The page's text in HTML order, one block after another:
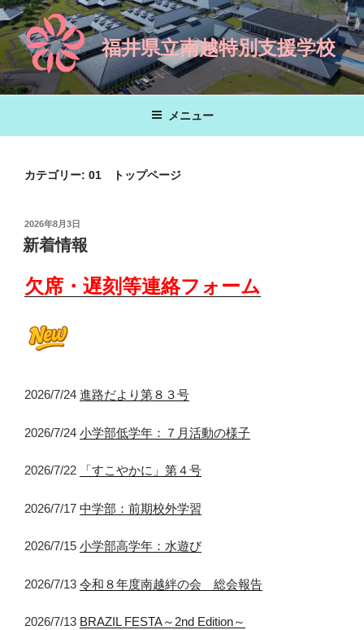
コ
ン
テ
ン
ツ
福井県立南越特別支援学校
メニュー
カテゴリー: 01 トップページ
投
稿
日:
2026年8月3日
新着情報
欠席・遅刻等連絡フォーム
2026/7/24 進路だより第８３号
2026/7/24 小学部低学年：７月活動の様子
2026/7/22 「すこやかに」第４号
2026/7/17 中学部：前期校外学習
2026/7/15 小学部高学年：水遊び
2026/7/13 令和８年度南越絆の会 総会報告
2026/7/13 BRAZIL FESTA～2nd Edition～